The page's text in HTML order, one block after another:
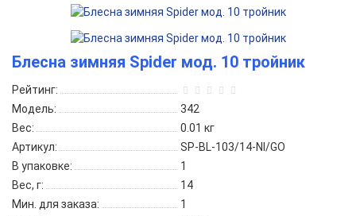
Блесна зимняя Spider мод. 10 тройник
Рейтинг:
Модель:
342
Вес:
0.01 кг
Артикул:
SP-BL-103/14-NI/GO
В упаковке:
1
Вес, г:
14
Мин. для заказа:
1